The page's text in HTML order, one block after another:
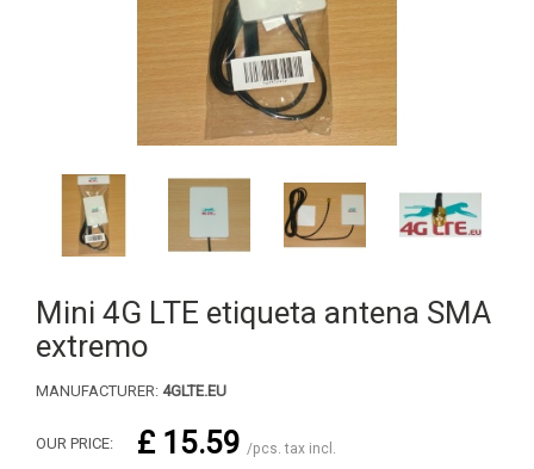
Mini 4G LTE etiqueta antena SMA
extremo
MANUFACTURER: 4GLTE.EU
OUR PRICE: £ 15.59 /pcs. tax incl.